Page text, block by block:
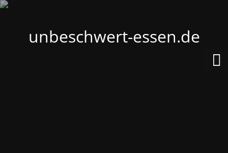
unbeschwert-essen.de